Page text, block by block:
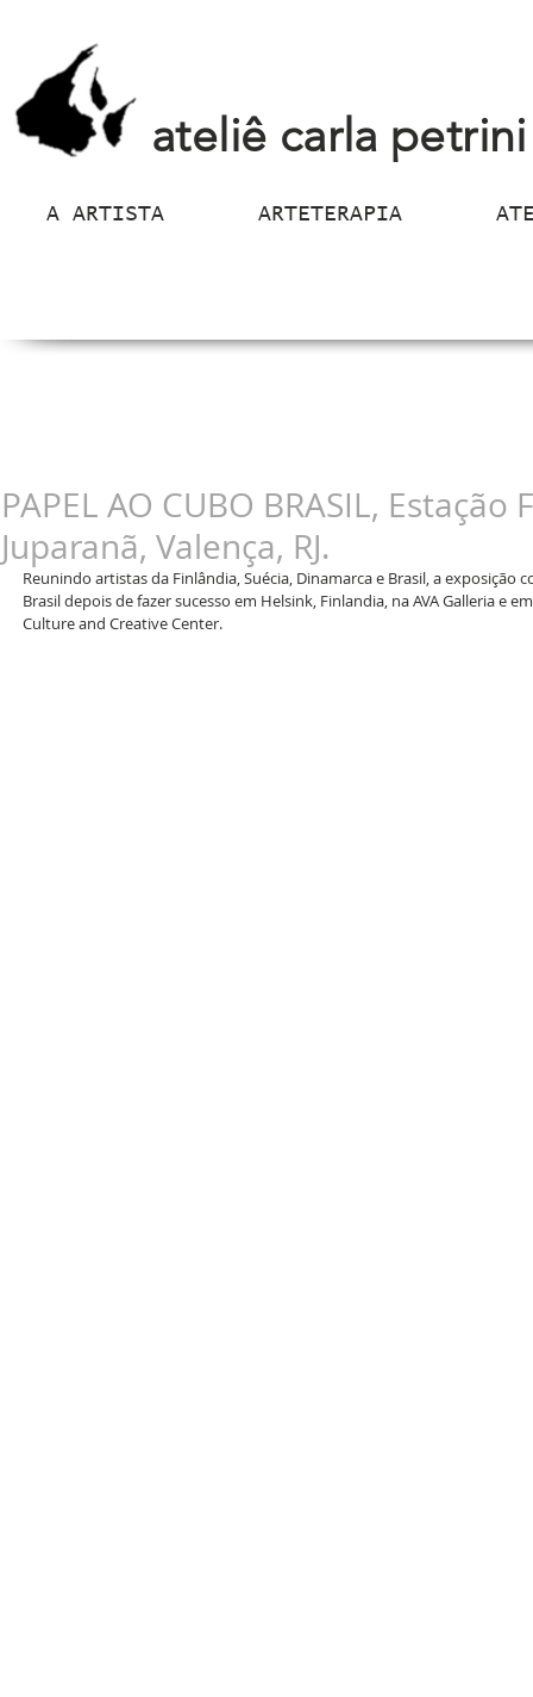
ateliê carla petrini
A ARTISTA ARTETERAPIA
PAPEL AO CUBO BRASIL,
Juparanã, Valença, RJ.
Reunindo artistas da Finlândia, Suécia, Dinamarca e Brasil, a exposição
Brasil depois de fazer sucesso em Helsink, Finlandia, na AVA Galleria e
Culture and Creative Center.